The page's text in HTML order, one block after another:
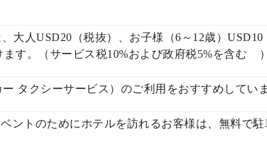
大人USD20（税抜）、お子様（6～12歳）
す。（サービス税10%および政府税5%を含む ）
タクシーサービス）のご利用をおすすめしていま
ントのためにホテルを訪れるお客様は、無料で